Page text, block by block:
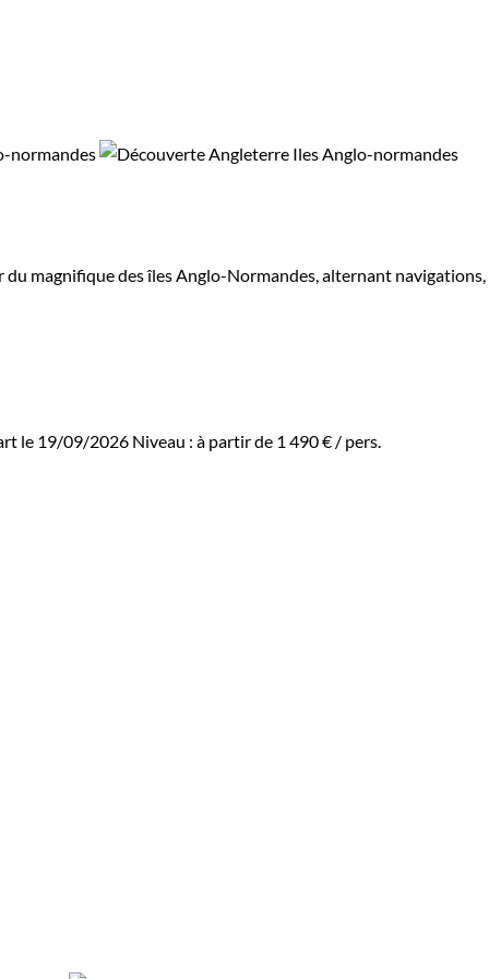
magnifique des îles Anglo-Normandes, alternant navigations,
le 19/09/2026 Niveau : à partir de 1 490 € / pers.